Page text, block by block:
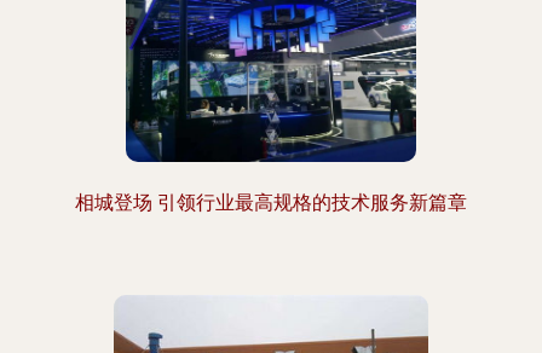
相城登场 引领行业最高规格的技术服务新篇章